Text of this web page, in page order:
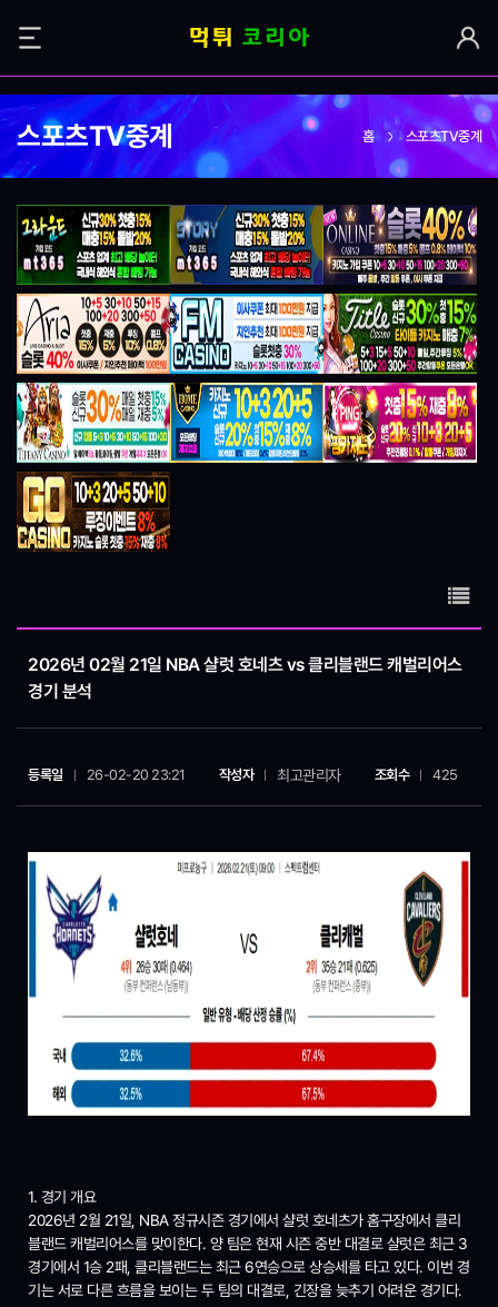
스포츠TV중계 홈 스포츠TV중계
2026년 02월 21일 NBA 샬럿 호네츠 vs 클리블랜드 캐벌리어스
경기 분석
등록일 26-02-20 23:21 작성자 최고관리자 조회수 425
1. 경기 개요
2026년 2월 21일, NBA 정규시즌 경기에서 샬럿 호네츠가 홈구장에서 클리
블랜드 캐벌리어스를 맞이한다. 양 팀은 현재 시즌 중반 대결로 샬럿은 최근 3
경기에서 1승 2패, 클리블랜드는 최근 6연승으로 상승세를 타고 있다. 이번 경
기는 서로 다른 흐름을 보이는 두 팀의 대결로, 긴장을 늦추기 어려운 경기다.